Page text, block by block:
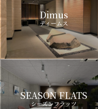
Dimus
ディームス
SEASON FLATS
シーズンフラッツ